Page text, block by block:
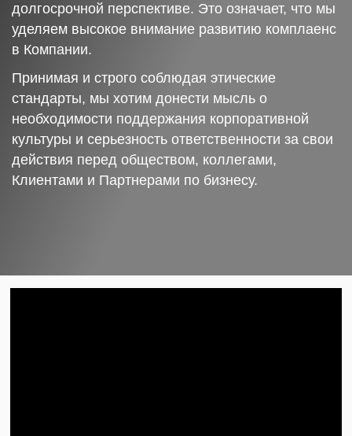
долгосрочной перспективе. Это означает, что мы
уделяем высокое внимание развитию комплаенс
в Компании.
Принимая и строго соблюдая этические
стандарты, мы хотим донести мысль о
необходимости поддержания корпоративной
культуры и серьезность ответственности за свои
действия перед обществом, коллегами,
Клиентами и Партнерами по бизнесу.